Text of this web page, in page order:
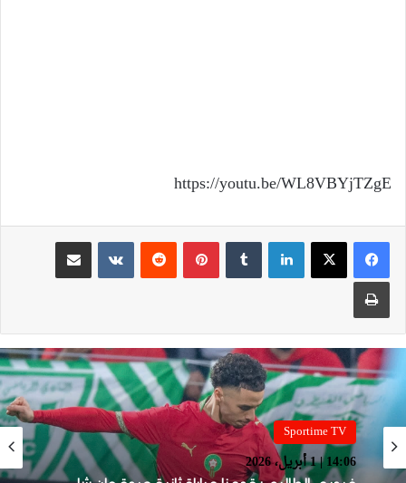
https://youtu.be/WL8VBYjTZgE
لينكدإن بينتيريست
مشاركة عبر البريد
طباعة
Sportime TV
14:06 | 1 أبريل، 2026